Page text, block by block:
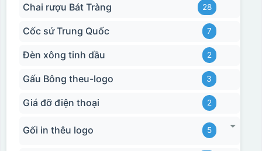
Chai rượu Bát Tràng 28
Cốc sứ Trung Quốc 7
Đèn xông tinh dầu 2
Gấu Bông theu-logo 3
Giá đỡ điện thoại 2
Gối in thêu logo 5